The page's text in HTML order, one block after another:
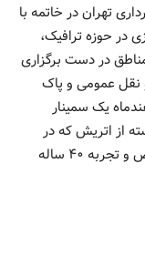
تهران در خاتمه با
در حوزه ترافیک،
در دست برگزاری
نقل عمومی و پاک
یک سمینار
از اتریش که در
زمینه حمل و نقل عمومی و انسان‌محور تخصص و تجربه ۴۰ ساله